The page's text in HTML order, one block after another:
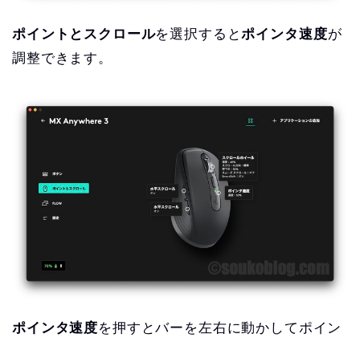
ポイントとスクロールを選択するとポインタ速度が
調整できます。
ポインタ速度を押すとバーを左右に動かしてポイン